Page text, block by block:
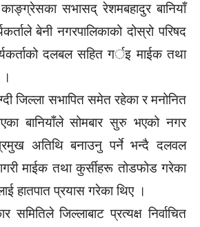
सभासद् रेशमबहादुर बानियाँ
बेनी नगरपालिकाको दोस्रो परिषद
दलबल सहित गर्इ माईक तथा
जिल्ला सभापित समेत रहेका र मनोनित
बानियाँले सोमबार सुरु भएको नगर
अतिथि बनाउनु पर्ने भन्दै दलवल
माईक तथा कुर्सीहरू तोडफोड गरेका
हातपात प्रयास गरेका थिए ।
समितिले जिल्लाबाट प्रत्यक्ष निर्वाचित